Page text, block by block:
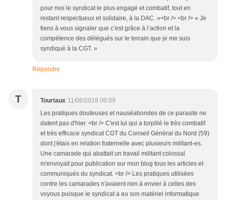
pour moi le syndicat le plus engagé et combatif, tout en
restant respectueux et solidaire, à la DAC. »<br /> <br /> « Je
tiens à vous signaler que c’est grâce à l’action et la
compétence des délégués sur le terrain que je me suis
syndiqué à la CGT. »
Répondre
T Tourtaux 11/06/2018 00:09
Les pratiques douteuses et nauséabondes de ce parasite ne
datent pas d'hier. <br /> C'est lui qui a torpillé le très combatif
et très efficace syndicat CGT du Conseil Général du Nord (59)
dont j'étais en relation fraternelle avec plusieurs militant-es.
Une camarade qui abattait un travail militant colossal
m'envoyait pour publication sur mon blog tous les articles et
communiqués du syndicat. <br /> Les pratiques utilisées
contre les camarades n'avaient rien à envier à celles des
voyous puisque le syndicat a eu son matériel informatique